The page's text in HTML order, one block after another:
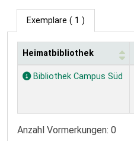
Exemplare ( 1 )
Exemplare
Heimatbibliothek
Bibliothek Campus Süd
Anzahl Vormerkungen: 0